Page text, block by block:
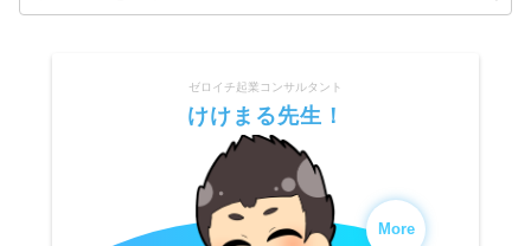
ゼロイチ起業コンサルタント
けけまる先生！
More